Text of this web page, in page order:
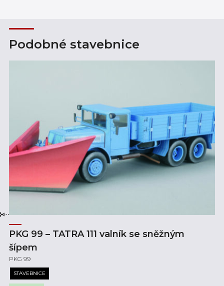
Podobné stavebnice
PKG 99 – TATRA 111 valník se sněžným
šípem
PKG 99
STAVEBNICE